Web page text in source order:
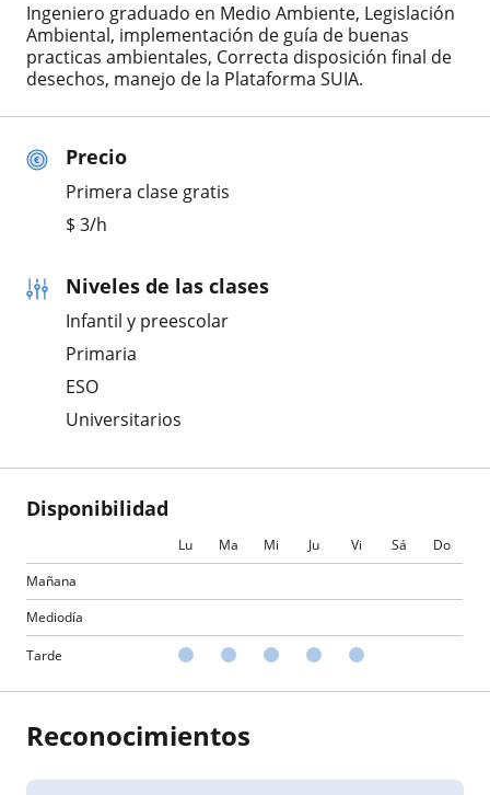
Precio
Primera clase gratis
$ 3/h
Niveles de las clases
Infantil y preescolar
Primaria
ESO
Universitarios
Disponibilidad
Lu Ma Mi Ju Vi Sá
Do
Mañana
Mediodía
Tarde
Ingeniero graduado en Medio Ambiente, Legislación
Ambiental, implementación de guía de buenas
practicas ambientales, Correcta disposición final de
desechos, manejo de la Plataforma SUIA.
Reconocimientos